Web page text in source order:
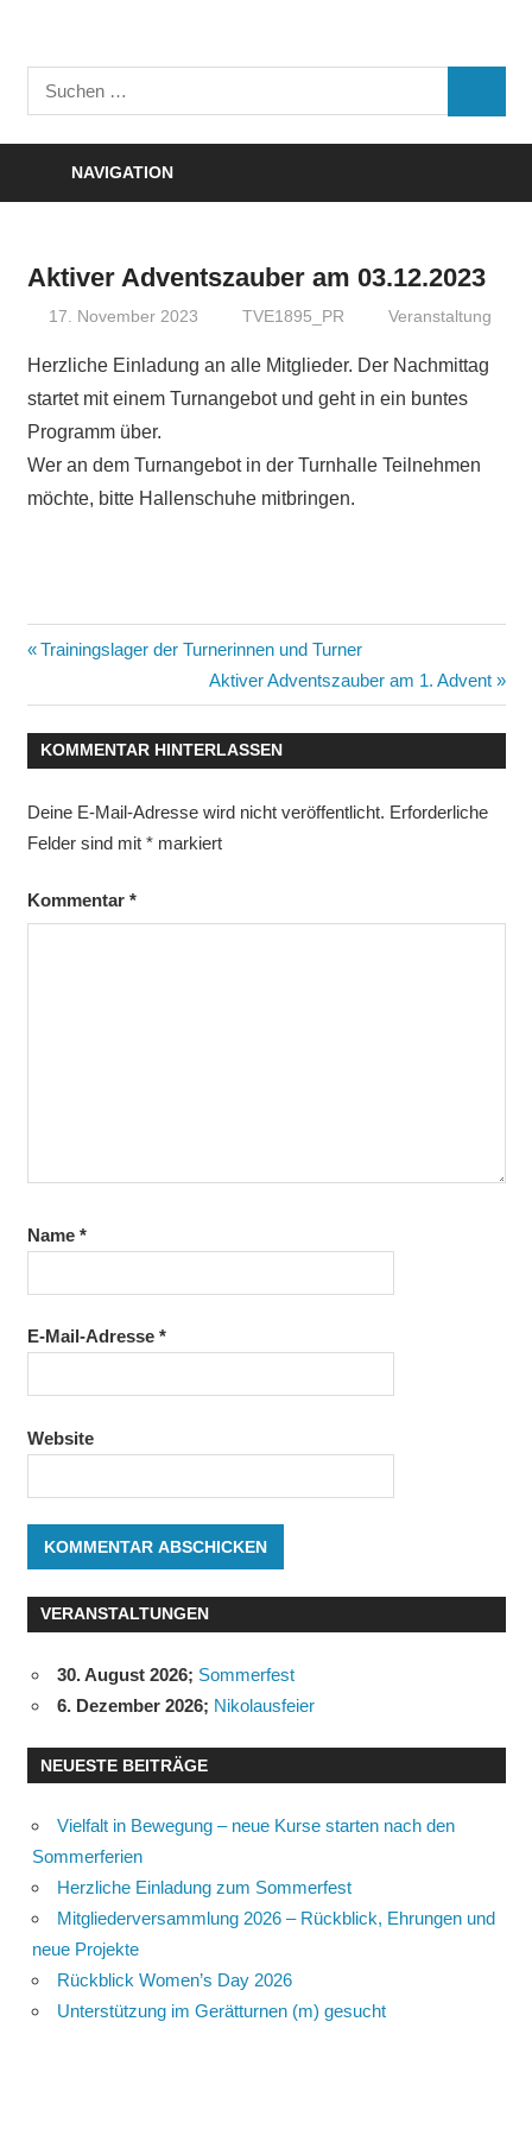
Turnverein
"Frisch
Suchen
nach:
NAVIGATION
Aktiver Adventszauber am 03.12.2023
17. November 2023 TVE1895_PR Veranstaltung
Herzliche Einladung an alle Mitglieder. Der Nachmittag
startet mit einem Turnangebot und geht in ein buntes
Programm über.
Wer an dem Turnangebot in der Turnhalle Teilnehmen
möchte, bitte Hallenschuhe mitbringen.
Beitragsnavigation
Vorheriger
Trainingslager der Turnerinnen und Turner
Nächster
Beitrag:
Aktiver Adventszauber am 1. Advent
KOMMENTAR HINTERLASSEN
Deine E-Mail-Adresse wird nicht veröffentlicht. Erforderliche
Felder sind mit *markiert
Kommentar *
Name *
E-Mail-Adresse *
Website
VERANSTALTUNGEN
30. August 2026; Sommerfest
6. Dezember 2026; Nikolausfeier
NEUESTE BEITRÄGE
Vielfalt in Bewegung – neue Kurse starten nach den
Sommerferien
Herzliche Einladung zum Sommerfest
Mitgliederversammlung 2026 – Rückblick, Ehrungen und
neue Projekte
Rückblick Women’s Day 2026
Unterstützung im Gerätturnen (m) gesucht